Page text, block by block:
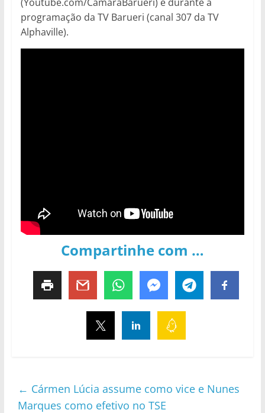
programação da TV Barueri (canal 307 da TV
Alphaville).
Compartinhe com …
← Cármen Lúcia assume como vice e Nunes
Marques como efetivo no TSE